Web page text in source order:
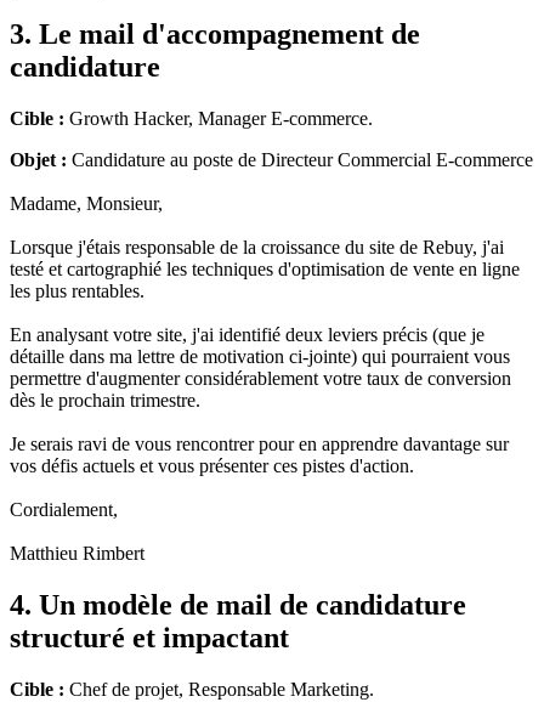
3. Le mail d'accompagnement de
candidature
Cible : Growth Hacker, Manager E-commerce.
Objet : Candidature au poste de Directeur Commercial E-commerce
Madame, Monsieur,
Lorsque j'étais responsable de la croissance du site de Rebuy, j'ai
testé et cartographié les techniques d'optimisation de vente en ligne
les plus rentables.
En analysant votre site, j'ai identifié deux leviers précis (que je
détaille dans ma lettre de motivation ci-jointe) qui pourraient vous
permettre d'augmenter considérablement votre taux de conversion
dès le prochain trimestre.
Je serais ravi de vous rencontrer pour en apprendre davantage sur
vos défis actuels et vous présenter ces pistes d'action.
Cordialement,
Matthieu Rimbert
4. Un modèle de mail de candidature
structuré et impactant
Cible : Chef de projet, Responsable Marketing.